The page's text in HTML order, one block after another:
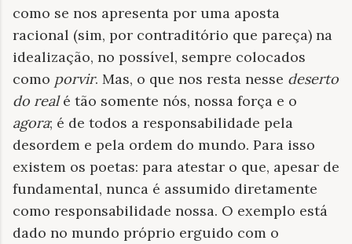
como se nos apresenta por uma aposta
racional (sim, por contraditório que pareça) na
idealização, no possível, sempre colocados
como porvir. Mas, o que nos resta nesse deserto
do realé tão somente nós, nossa força e o
agora; é de todos a responsabilidade pela
desordem e pela ordem do mundo. Para isso
existem os poetas: para atestar o que, apesar de
fundamental, nunca é assumido diretamente
como responsabilidade nossa. O exemplo está
dado no mundo próprio erguido com o